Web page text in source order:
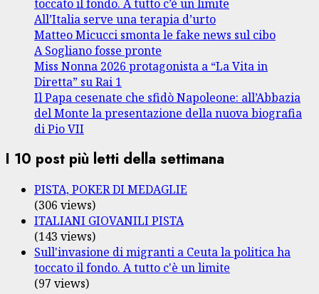
toccato il fondo. A tutto c’è un limite
All’Italia serve una terapia d’urto
Matteo Micucci smonta le fake news sul cibo
A Sogliano fosse pronte
Miss Nonna 2026 protagonista a “La Vita in
Diretta” su Rai 1
Il Papa cesenate che sfidò Napoleone: all’Abbazia
del Monte la presentazione della nuova biografia
di Pio VII
I 10 post più letti della settimana
PISTA, POKER DI MEDAGLIE
(306 views)
ITALIANI GIOVANILI PISTA
(143 views)
Sull'invasione di migranti a Ceuta la politica ha
toccato il fondo. A tutto c'è un limite
(97 views)